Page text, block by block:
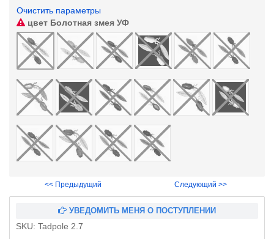
Очистить параметры
цвет Болотная змея УФ
<< Предыдущий Следующий >>
УВЕДОМИТЬ МЕНЯ О ПОСТУПЛЕНИИ
SKU: Tadpole 2.7